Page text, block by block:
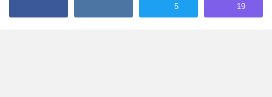
5 19